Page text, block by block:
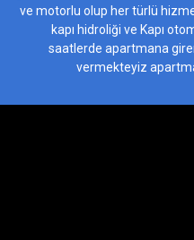
ve motorlu olup her türlü
kapı hidroliği ve Kapı
saatlerde apartmana
vermekteyiz